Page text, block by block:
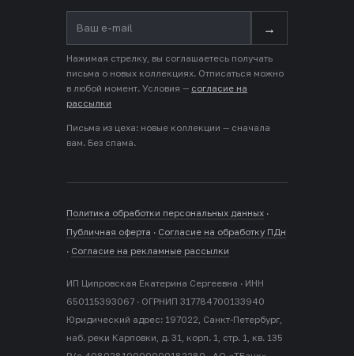
→
Нажимая стрелку, вы соглашаетесь получать
письма о новых коллекциях. Отписаться можно
в любой момент. Условия — согласие на
рассылки
Письма из цеха: новые коллекции — сначала
вам. Без спама.
Политика обработки персональных данных ·
Публичная оферта · Согласие на обработку ПДн
· Согласие на рекламные рассылки
ИП Ципровская Екатерина Сергеевна · ИНН
650115393067 · ОГРНИП 317784700133940
Юридический адрес: 197022, Санкт-Петербург,
наб. реки Карповки, д. 31, корп. 1, стр. 1, кв. 135